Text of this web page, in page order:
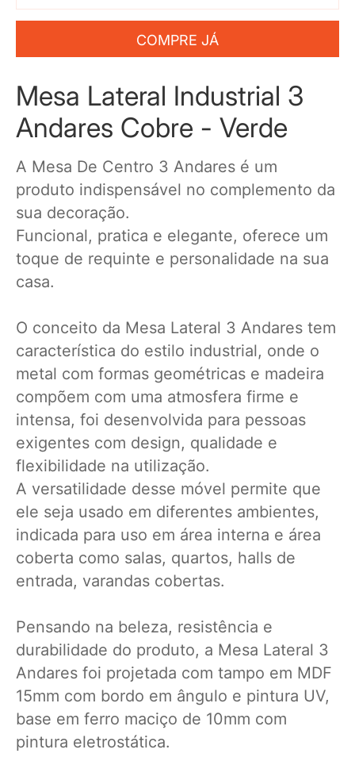
COMPRE JÁ
Mesa Lateral Industrial 3
Andares Cobre - Verde
A Mesa De Centro 3 Andares é um
produto indispensável no complemento da
sua decoração.
Funcional, pratica e elegante, oferece um
toque de requinte e personalidade na sua
casa.
O conceito da Mesa Lateral 3 Andares tem
característica do estilo industrial, onde o
metal com formas geométricas e madeira
compõem com uma atmosfera firme e
intensa, foi desenvolvida para pessoas
exigentes com design, qualidade e
flexibilidade na utilização.
A versatilidade desse móvel permite que
ele seja usado em diferentes ambientes,
indicada para uso em área interna e área
coberta como salas, quartos, halls de
entrada, varandas cobertas.
Pensando na beleza, resistência e
durabilidade do produto, a Mesa Lateral 3
Andares foi projetada com tampo em MDF
15mm com bordo em ângulo e pintura UV,
base em ferro maciço de 10mm com
pintura eletrostática.